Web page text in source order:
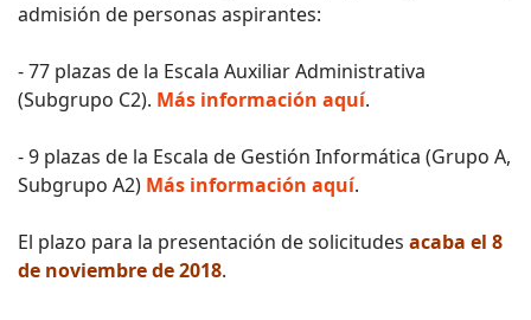
admisión de personas aspirantes:
- 77 plazas de la Escala Auxiliar Administrativa
(Subgrupo C2). Más información aquí.
- 9 plazas de la Escala de Gestión Informática (Grupo A,
Subgrupo A2) Más información aquí.
El plazo para la presentación de solicitudes acaba el 8
de noviembre de 2018.